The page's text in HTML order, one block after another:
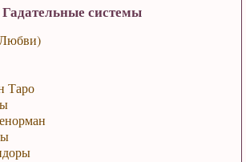
Гадательные системы
Таро